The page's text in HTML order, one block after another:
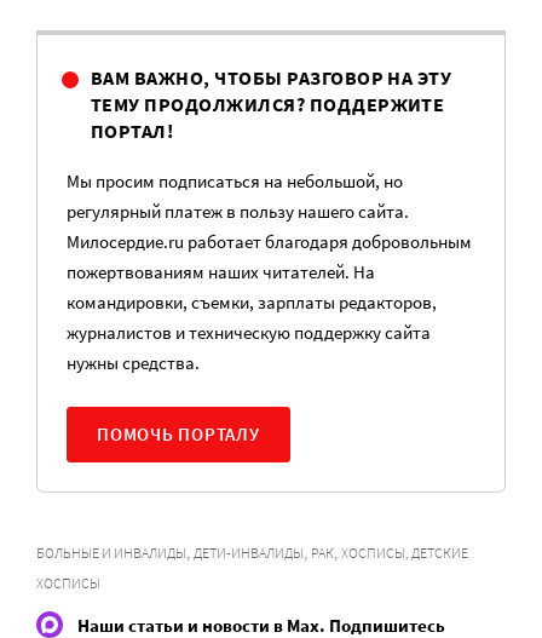
ВАМ ВАЖНО, ЧТОБЫ РАЗГОВОР НА ЭТУ
ТЕМУ ПРОДОЛЖИЛСЯ? ПОДДЕРЖИТЕ
ПОРТАЛ!
Мы просим подписаться на небольшой, но
регулярный платеж в пользу нашего сайта.
Милосердие.ru работает благодаря добровольным
пожертвованиям наших читателей. На
командировки, съемки, зарплаты редакторов,
журналистов и техническую поддержку сайта
нужны средства.
ПОМОЧЬ ПОРТАЛУ
БОЛЬНЫЕ И ИНВАЛИДЫ, ДЕТИ-ИНВАЛИДЫ, РАК, ХОСПИСЫ, ДЕТСКИЕ
ХОСПИСЫ
Наши статьи и новости в Max. Подпишитесь